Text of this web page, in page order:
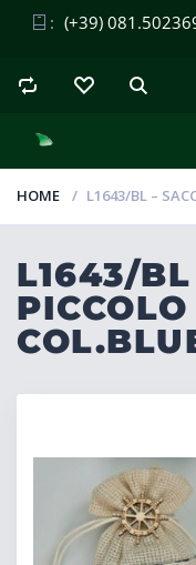
: (+39)
HOME L1643/BL –
L1643/BL